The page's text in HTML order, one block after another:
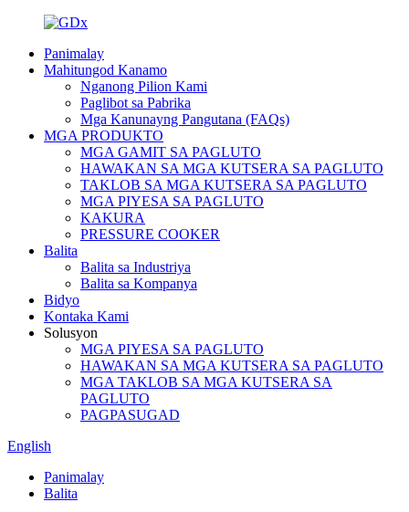
Panimalay
Mahitungod Kanamo
Nganong Pilion Kami
Paglibot sa Pabrika
Mga Kanunayng Pangutana (FAQs)
MGA PRODUKTO
MGA GAMIT SA PAGLUTO
HAWAKAN SA MGA KUTSERA SA PAGLUTO
TAKLOB SA MGA KUTSERA SA PAGLUTO
MGA PIYESA SA PAGLUTO
KAKURA
PRESSURE COOKER
Balita
Balita sa Industriya
Balita sa Kompanya
Bidyo
Kontaka Kami
Solusyon
MGA PIYESA SA PAGLUTO
HAWAKAN SA MGA KUTSERA SA PAGLUTO
MGA TAKLOB SA MGA KUTSERA SA
PAGLUTO
PAGPASUGAD
English
Panimalay
Balita